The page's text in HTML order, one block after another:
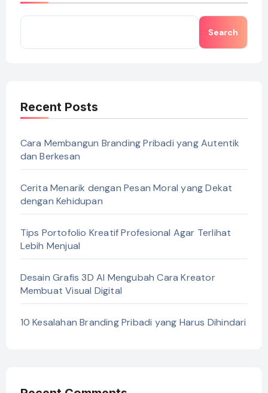
Search
Recent Posts
Cara Membangun Branding Pribadi yang Autentik
dan Berkesan
Cerita Menarik dengan Pesan Moral yang Dekat
dengan Kehidupan
Tips Portofolio Kreatif Profesional Agar Terlihat
Lebih Menjual
Desain Grafis 3D AI Mengubah Cara Kreator
Membuat Visual Digital
10 Kesalahan Branding Pribadi yang Harus Dihindari